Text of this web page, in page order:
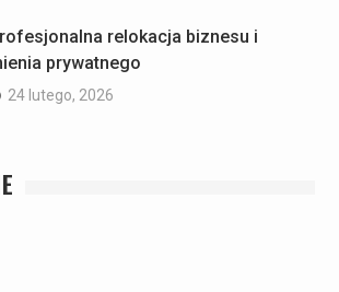
relokacja biznesu i
prywatnego
24 lutego, 2026